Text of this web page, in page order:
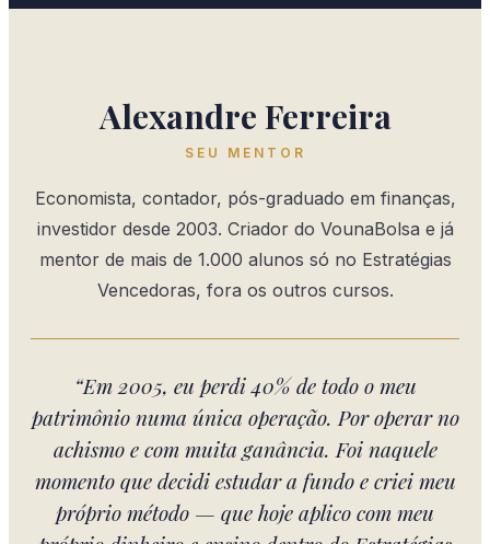
Alexandre Ferreira
SEU MENTOR
Economista, contador, pós-graduado em finanças,
investidor desde 2003. Criador do VounaBolsa e já
mentor de mais de 1.000 alunos só no Estratégias
Vencedoras, fora os outros cursos.
“Em 2005, eu perdi 40% de todo o meu
patrimônio numa única operação. Por operar no
achismo e com muita ganância. Foi naquele
momento que decidi estudar a fundo e criei meu
próprio método — que hoje aplico com meu